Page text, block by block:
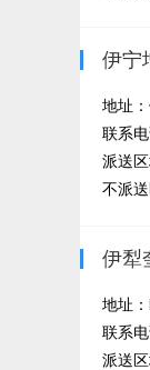
伊宁
地址
联系
派送
不派
伊犁
地址
联系
派送